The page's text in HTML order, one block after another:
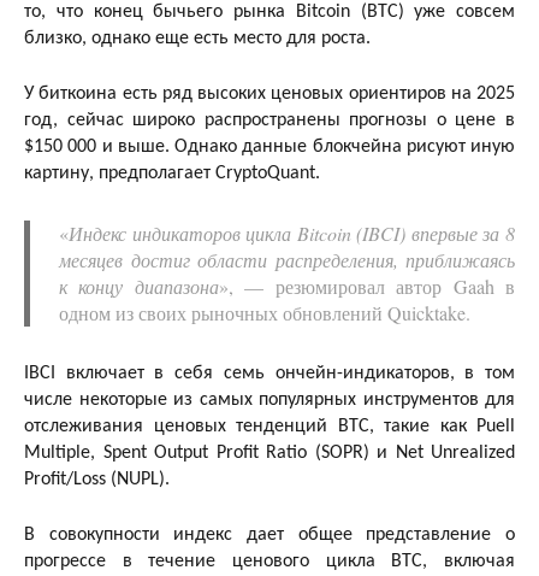
то, что конец бычьего рынка Bitcoin (BTC) уже совсем
близко, однако еще есть место для роста.
У биткоина есть ряд высоких ценовых ориентиров на 2025
год, сейчас широко распространены прогнозы о цене в
$150 000 и выше. Однако данные блокчейна рисуют иную
картину, предполагает CryptoQuant.
«Индекс индикаторов цикла Bitcoin (IBCI) впервые за 8
месяцев достиг области распределения, приближаясь
к концу диапазона», — резюмировал автор Gaah в
одном из своих рыночных обновлений Quicktake.
IBCI включает в себя семь ончейн-индикаторов, в том
числе некоторые из самых популярных инструментов для
отслеживания ценовых тенденций BTC, такие как Puell
Multiple, Spent Output Profit Ratio (SOPR) и Net Unrealized
Profit/Loss (NUPL).
В совокупности индекс дает общее представление о
прогрессе в течение ценового цикла BTC, включая